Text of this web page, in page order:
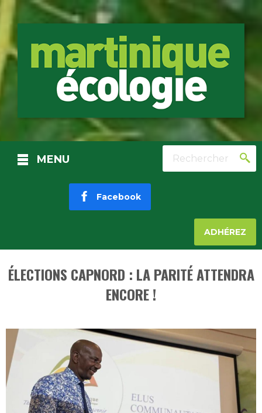
MENU Rechercher
Facebook
ADHÉREZ
ÉLECTIONS CAPNORD : LA PARITÉ ATTENDRA
ENCORE !